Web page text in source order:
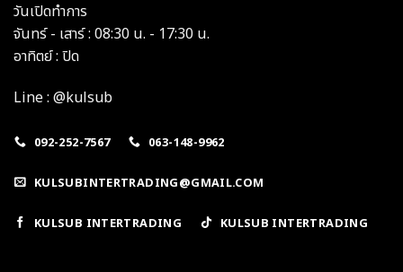
วันเปิดทำการ
จันทร์ - เสาร์ : 08:30 น. - 17:30 น.
อาทิตย์ : ปิด
Line : @kulsub
092-252-7567 063-148-9962
KULSUBINTERTRADING@GMAIL.COM
KULSUB INTERTRADING KULSUB INTERTRADING